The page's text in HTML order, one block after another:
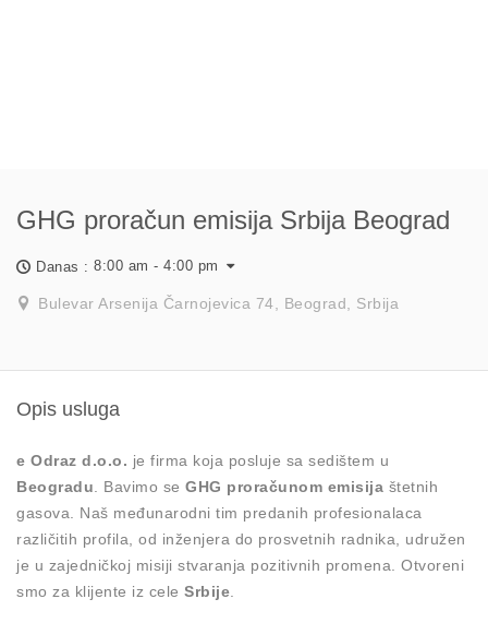
GHG proračun emisija Srbija Beograd
Danas : 8:00 am - 4:00 pm
Bulevar Arsenija Čarnojevica 74, Beograd, Srbija
Opis usluga
e Odraz d.o.o. je firma koja posluje sa sedištem u
Beogradu . Bavimo se GHG proračunom emisija štetnih
gasova. Naš međunarodni tim predanih profesionalaca
različitih profila, od inženjera do prosvetnih radnika, udružen
je u zajedničkoj misiji stvaranja pozitivnih promena. Otvoreni
smo za klijente iz cele Srbije